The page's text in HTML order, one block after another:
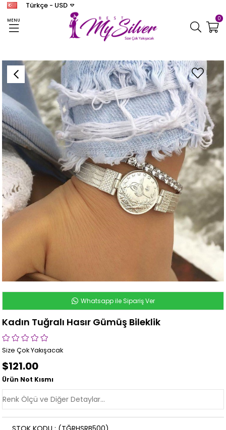
MENU
Türkçe - USD
0
TRABZON HASIR Kadın Tuğralı Hasır Gümüş Bileklik
Whatsapp ile Sipariş Ver
Kadın Tuğralı Hasır Gümüş Bileklik
Size Çok Yakışacak
$121.00
Ürün Not Kısmı